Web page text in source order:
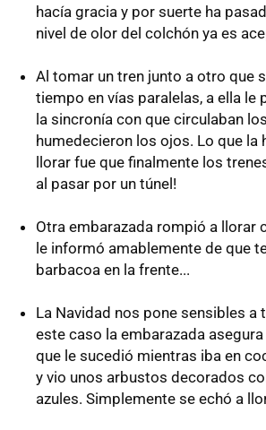
hacía gracia y por suerte ha
nivel de olor del colchón ya es
Al tomar un tren junto a otro que
tiempo en vías paralelas, a ella le
la sincronía con que circulaban
humedecieron los ojos. Lo que la
llorar fue que finalmente los
al pasar por un túnel!
Otra embarazada rompió a llorar
le informó amablemente de que
barbacoa en la frente...
La Navidad nos pone sensibles a
este caso la embarazada
que le sucedió mientras iba en
y vio unos arbustos decorados
azules. Simplemente se echó a